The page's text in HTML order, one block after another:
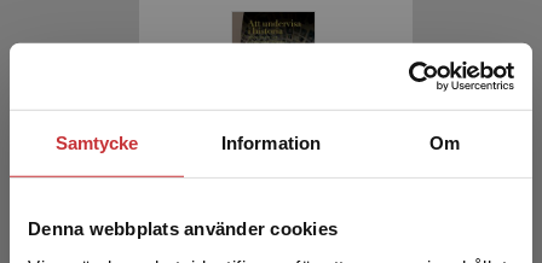
Samtycke Information Om
Denna webbplats använder cookies